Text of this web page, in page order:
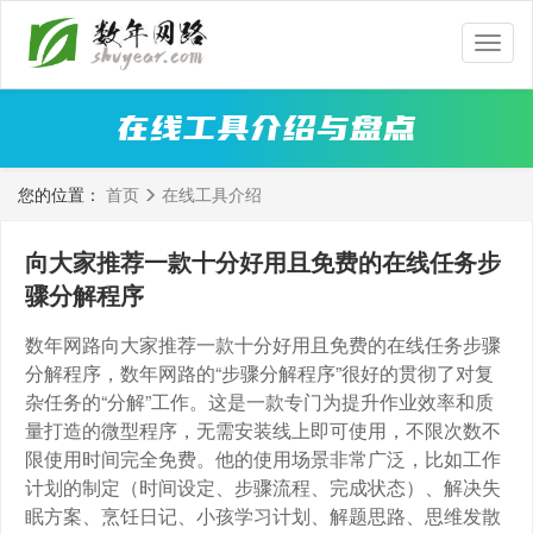
数
年
网
在线工具介绍与盘点
您的位置： 首页 在线工具介绍
向大家推荐一款十分好用且免费的在线任务步
骤分解程序
数年网路向大家推荐一款十分好用且免费的在线任务步骤
分解程序，数年网路的“步骤分解程序”很好的贯彻了对复
杂任务的“分解”工作。这是一款专门为提升作业效率和质
量打造的微型程序，无需安装线上即可使用，不限次数不
限使用时间完全免费。他的使用场景非常广泛，比如工作
计划的制定（时间设定、步骤流程、完成状态）、解决失
眠方案、烹饪日记、小孩学习计划、解题思路、思维发散